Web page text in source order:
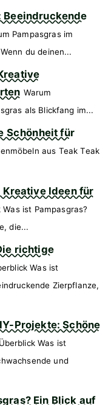
Beeindruckende
Pampasgras im
du deinen...
Warum
als Blickfang im...
Schönheit für
aus Teak Teak
Ideen für
Was ist Pampasgras?
die...
richtige
Was ist
Zierpflanze,
Projekte: Schöne
Überblick Was ist
und
Ein Blick auf